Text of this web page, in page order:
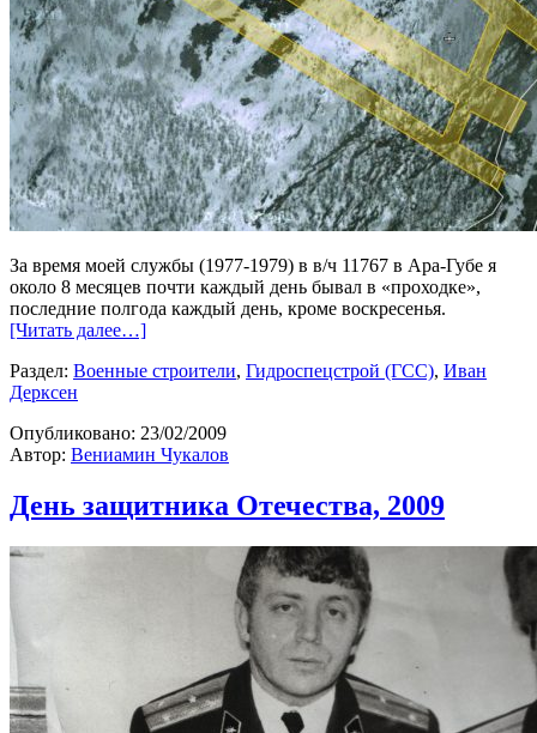
За время моей службы (1977-1979) в в/ч 11767 в Ара-Губе я
около 8 месяцев почти каждый день бывал в «проходке»,
последние полгода каждый день, кроме воскресенья.
[Читать далее…]
Раздел: Военные строители, Гидроспецстрой (ГСС), Иван
Дерксен
Опубликовано: 23/02/2009
Автор: Вениамин Чукалов
День защитника Отечества, 2009